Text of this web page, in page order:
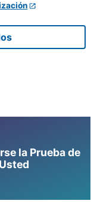
la Prueba de